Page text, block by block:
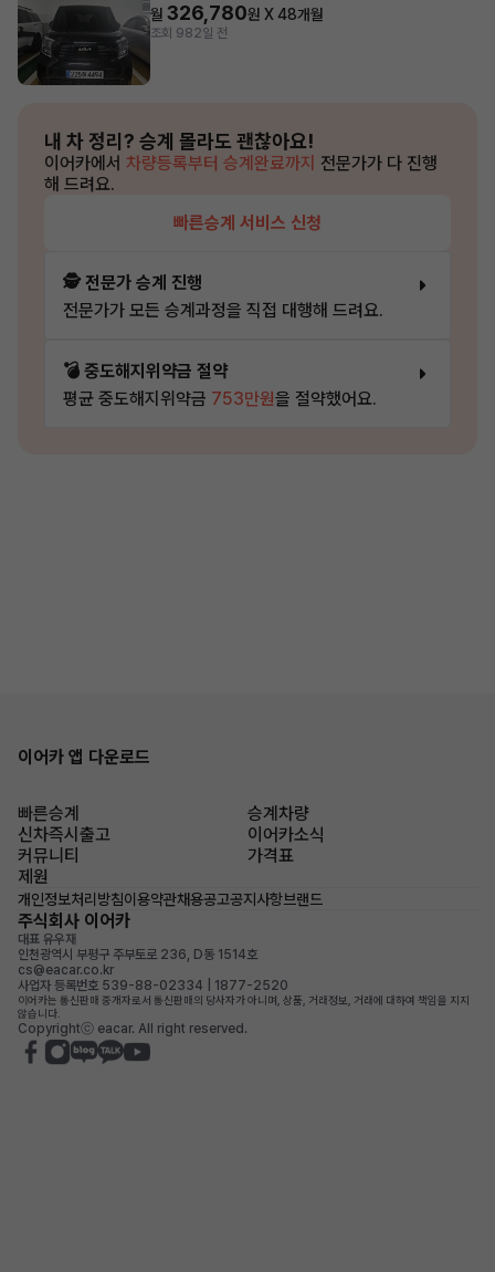
월 326,780원 X48개월
조회 982일 전
내 차 정리? 승계 몰라도 괜찮아요!
이어카에서 차량등록부터 승계완료까지 전문가가 다 진행
해 드려요.
빠른승계 서비스 신청
🕵️ 전문가 승계 진행
전문가가 모든 승계과정을 직접 대행해 드려요.
💣 중도해지위약금 절약
평균 중도해지위약금 753만원을 절약했어요.
이어카 앱 다운로드
빠른승계
승계차량
신차즉시출고
이어카소식
커뮤니티
가격표
제원
개인정보처리방침이용약관채용공고공지사항브랜드
주식회사 이어카
대표 유우재
인천광역시 부평구 주부토로 236, D동 1514호
cs@eacar.co.kr
사업자 등록번호 539-88-02334 | 1877-2520
이어카는 통신판매 중개자로서 통신판매의 당사자가 아니며, 상품, 거래정보, 거래에 대하여 책임을 지지
않습니다.
Copyrightⓒ eacar. All right reserved.